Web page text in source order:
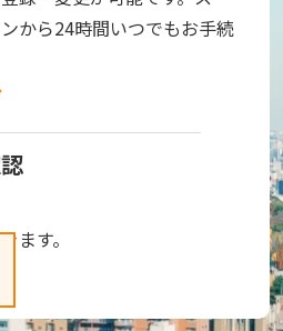
から24時間いつでもお手続
ます。